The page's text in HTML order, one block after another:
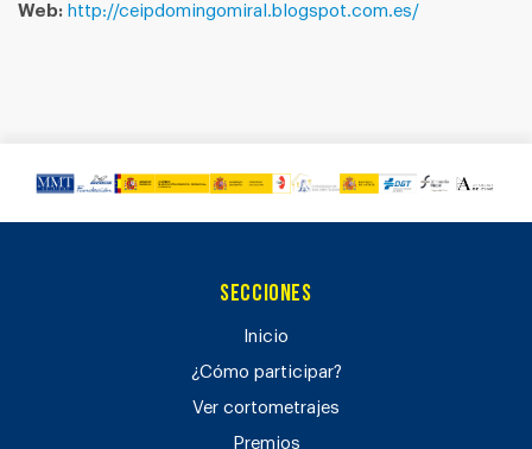
Web: http://ceipdomingomiral.blogspot.com.es/
Secciones
Inicio
¿Cómo participar?
Ver cortometrajes
Premios